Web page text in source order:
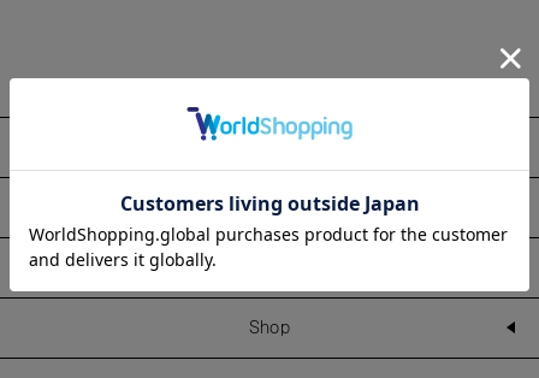
Information
Shop